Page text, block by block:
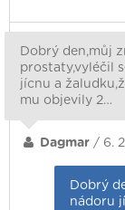
Dobrý den,můj
prostaty,vyléčil
jícnu a
mu objevily 2…
Dagmar / 6.
Dobrý
nádoru